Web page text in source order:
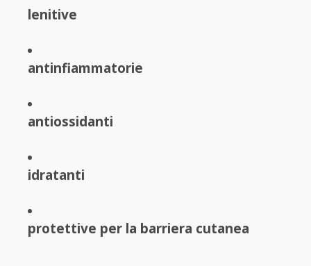
lenitive
antinfiammatorie
antiossidanti
idratanti
protettive per la barriera cutanea